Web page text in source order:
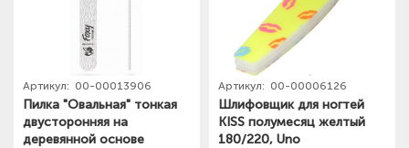
Артикул: 00-00013906
Пилка "Овальная" тонкая
двусторонняя на
деревянной основе
Артикул: 00-00006126
Шлифовщик для ногтей
KISS полумесяц желтый
180/220, Uno